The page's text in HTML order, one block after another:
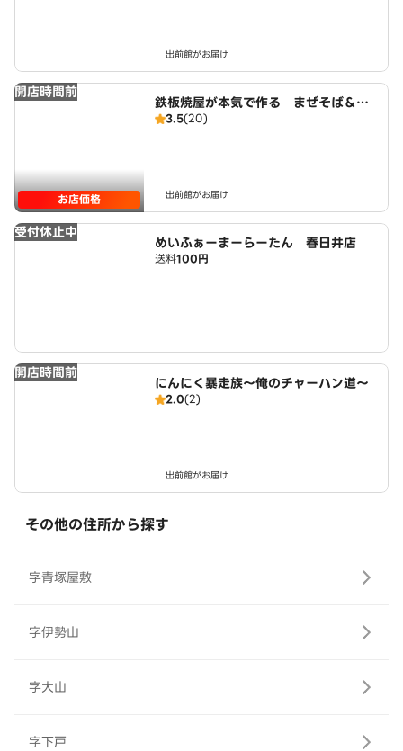
出前館がお届け
開店時間前
お店価格
鉄板焼屋が本気で作る まぜそば＆ら
ーめん むらまさ
3.5(20)
出前館がお届け
受付休止中
めいふぁーまーらーたん 春日井店
送料100円
開店時間前
にんにく暴走族～俺のチャーハン道～
2.0(2)
出前館がお届け
その他の住所から探す
字青塚屋敷
字伊勢山
字大山
字下戸